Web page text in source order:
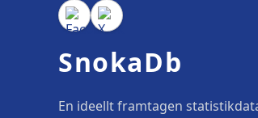
SnokaDb
En ideellt framtagen